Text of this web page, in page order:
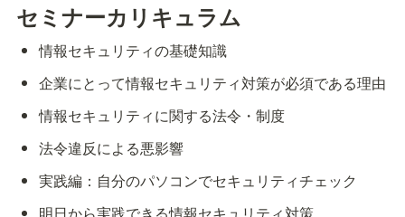
セミナーカリキュラム
情報セキュリティの基礎知識
企業にとって情報セキュリティ対策が必須である理由
情報セキュリティに関する法令・制度
法令違反による悪影響
実践編：自分のパソコンでセキュリティチェック